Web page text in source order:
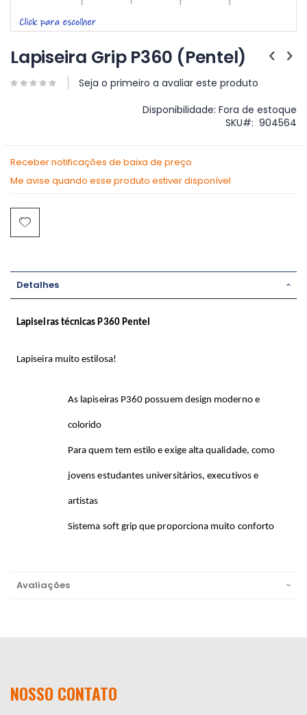
para
o
da
Lapiseira Grip P360 (Pentel)
Seja o primeiro a avaliar este produto
Disponibilidade: Fora de estoque
SKU
904564
Receber notificações de baixa de preço
Me avise quando esse produto estiver disponível
Detalhes
Lapiseiras técnicas P360 Pentel
Lapiseira muito estilosa!
As lapiseiras P360 possuem design moderno e
colorido
Para quem tem estilo e exige alta qualidade, como
jovens estudantes universitários, executivos e
artistas
Sistema soft grip que proporciona muito conforto
Avaliações
NOSSO CONTATO